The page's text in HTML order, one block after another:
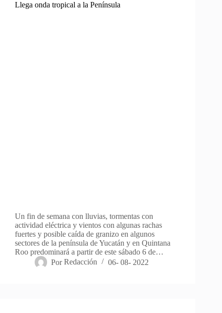
Llega onda tropical a la Península
Un fin de semana con lluvias, tormentas con
actividad eléctrica y vientos con algunas rachas
fuertes y posible caída de granizo en algunos
sectores de la península de Yucatán y en Quintana
Roo predominará a partir de este sábado 6 de…
Por Redacción 06- 08- 2022